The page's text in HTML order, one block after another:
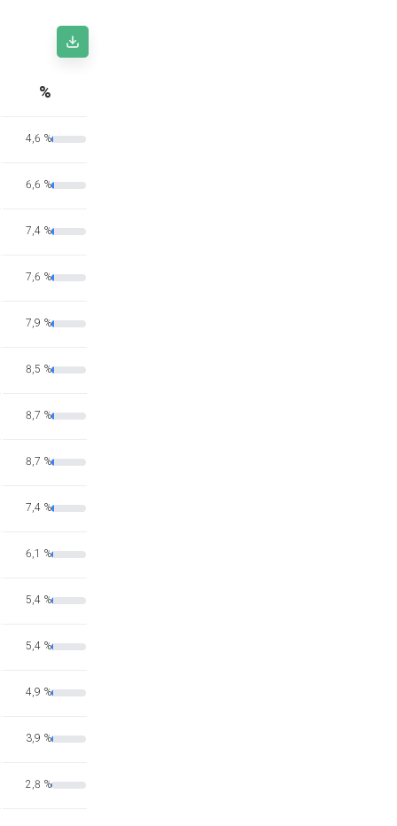
%
4,6 %
6,6 %
7,4 %
7,6 %
7,9 %
8,5 %
8,7 %
8,7 %
7,4 %
6,1 %
5,4 %
5,4 %
4,9 %
3,9 %
2,8 %